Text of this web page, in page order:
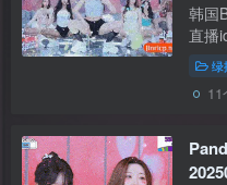
韩国
直播
绿
高
桃酱
绿
11